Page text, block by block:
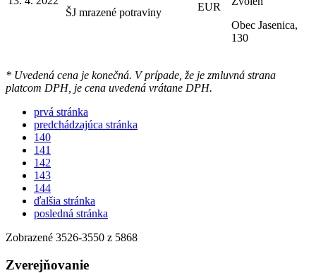
ŠJ mrazené potraviny
EUR
Obec Jasenica,
130
* Uvedená cena je konečná. V prípade, že je zmluvná strana
platcom DPH, je cena uvedená vrátane DPH.
prvá stránka
predchádzajúca stránka
140
141
142
143
144
ďalšia stránka
posledná stránka
Zobrazené 3526-3550 z 5868
Zverejňovanie